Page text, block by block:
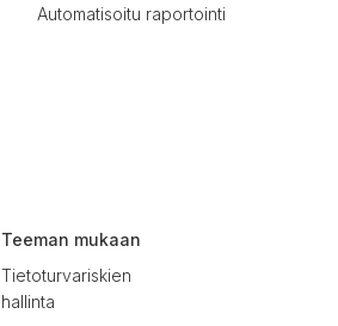
Automatisoitu raportointi
Teeman mukaan
Tietoturvariskien
hallinta